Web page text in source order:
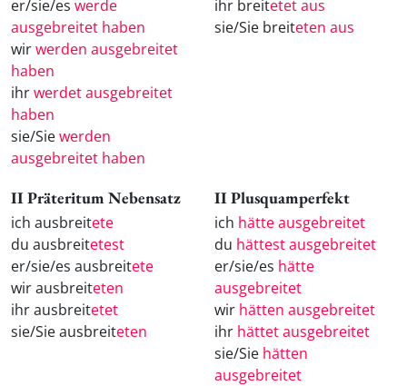
er/sie/es werde
ausgebreitet haben
wirwerden ausgebreitet
haben
ihrwerdet ausgebreitet
haben
sie/Siewerden
ausgebreitet haben
ihr breitetet aus
sie/Sie breiteten aus
II Präteritum Nebensatz
ich ausbreitete
du ausbreitetest
er/sie/es ausbreitete
wir ausbreiteten
ihr ausbreitetet
sie/Sie ausbreiteten
II Plusquamperfekt
ich hätte ausgebreitet
du hättest ausgebreitet
er/sie/es hätte
ausgebreitet
wir hätten ausgebreitet
ihr hättet ausgebreitet
sie/Sie hätten
ausgebreitet